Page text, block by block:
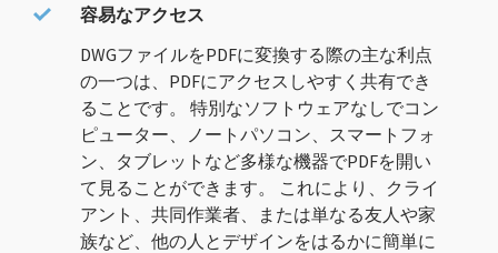
容易なアクセス
DWGファイルをPDFに変換する際の主な利点
の一つは、PDFにアクセスしやすく共有でき
ることです。 特別なソフトウェアなしでコン
ピューター、ノートパソコン、スマートフォ
ン、タブレットなど多様な機器でPDFを開い
て見ることができます。 これにより、クライ
アント、共同作業者、または単なる友人や家
族など、他の人とデザインをはるかに簡単に